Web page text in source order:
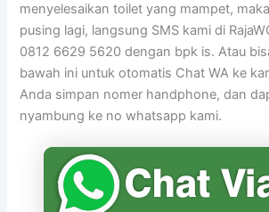
menyelesaikan toilet yang mampet,
pusing lagi, langsung SMS kami di
0812 6629 5620 dengan bpk is. Atau
bawah ini untuk otomatis Chat WA ke
Anda simpan nomer handphone, dan
nyambung ke no whatsapp kami.